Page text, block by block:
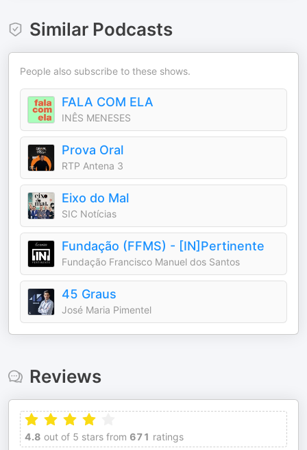
Similar Podcasts
People also subscribe to these shows.
FALA COM ELA
INÊS MENESES
Prova Oral
RTP Antena 3
Eixo do Mal
SIC Notícias
Fundação (FFMS) - [IN]Pertinente
Fundação Francisco Manuel dos Santos
45 Graus
José Maria Pimentel
Reviews
4.8 out of 5 stars from 671 ratings